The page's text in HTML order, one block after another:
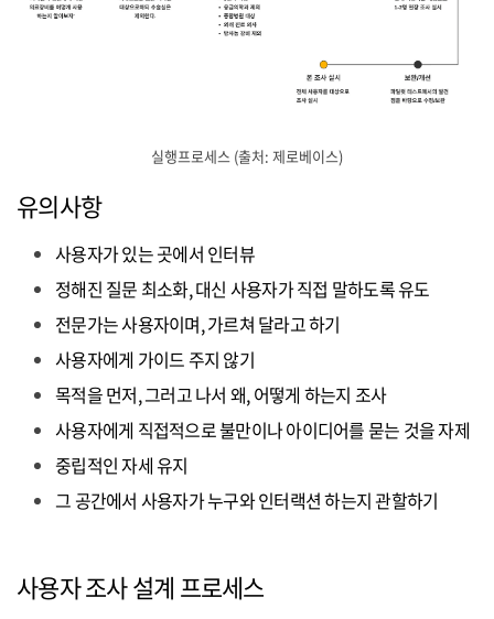
실행프로세스 (출처: 제로베이스)
유의사항
사용자가 있는 곳에서 인터뷰
정해진 질문 최소화, 대신 사용자가 직접 말하도록 유도
전문가는 사용자이며, 가르쳐 달라고 하기
사용자에게 가이드 주지 않기
목적을 먼저, 그러고 나서 왜, 어떻게 하는지 조사
사용자에게 직접적으로 불만이나 아이디어를 묻는 것을 자제
중립적인 자세 유지
그 공간에서 사용자가 누구와 인터랙션 하는지 관할하기
사용자 조사 설계 프로세스